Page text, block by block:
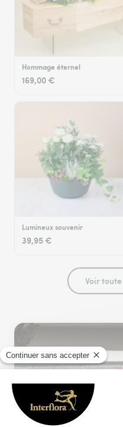
Hommage éternel
169,00 €
Lumineux souvenir
39,95 €
Voir